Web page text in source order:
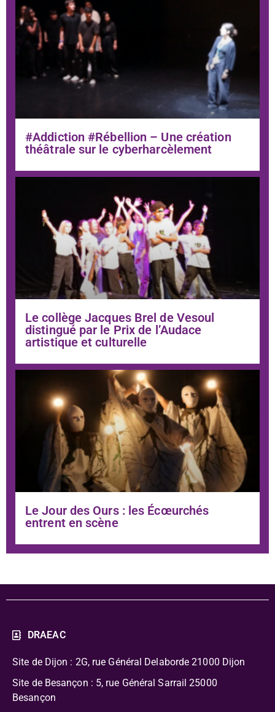
#Addiction #Rébellion – Une création
théâtrale sur le cyberharcèlement
Le collège Jacques Brel de Vesoul
distingué par le Prix de l’Audace
artistique et culturelle
Le Jour des Ours : les Écœurchés
entrent en scène
DRAEAC
Site de Dijon : 2G, rue Général Delaborde 21000 Dijon
Site de Besançon : 5, rue Général Sarrail 25000
Besançon